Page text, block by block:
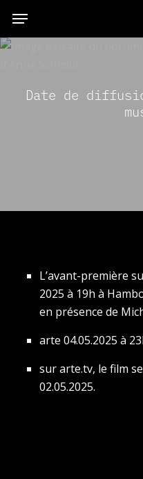
main
Menu
Date de
L’avant-première
2025 à 19h à
en présence de
arte 04.05.2025 à
sur arte.tv, le film
02.05.2025.